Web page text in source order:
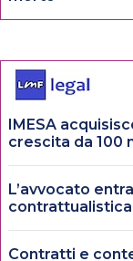
IMESA
crescita da 100
L’avvocato
Contratti e